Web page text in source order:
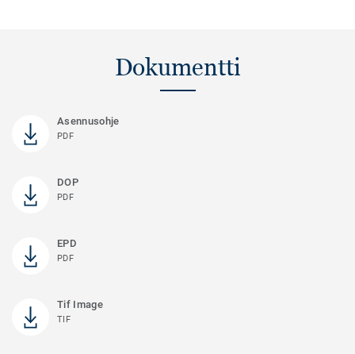
Dokumentti
Asennusohje
PDF
DOP
PDF
EPD
PDF
Tif Image
TIF